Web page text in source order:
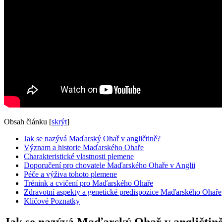
Obsah článku [skrýt]
Jak se nazývá Maďarský Ohař v angličtině?
Význam a historie Maďarského Ohaře
Charakteristické vlastnosti plemene
Doporučení pro chovatele Maďarského Ohaře v Anglii
Péče a výživa tohoto plemene
Trénink a cvičení pro Maďarského Ohaře
Zdravotní aspekty a genetické predispozice Maďarského Ohaře
Klíčové Poznatky